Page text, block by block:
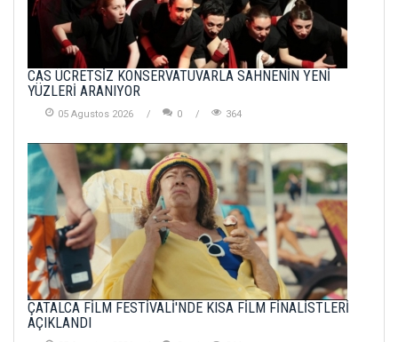
CAS ÜCRETSİZ KONSERVATUVARLA SAHNENİN YENİ
YÜZLERİ ARANIYOR
05 Agustos 2026 0 364
ÇATALCA FİLM FESTİVALİ'NDE KISA FİLM FİNALİSTLERİ
AÇIKLANDI